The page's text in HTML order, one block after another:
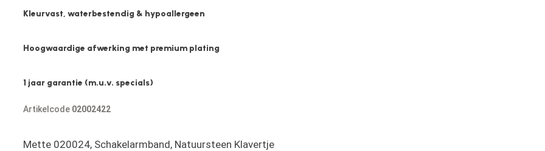
Kleurvast, waterbestendig & hypoallergeen
Hoogwaardige afwerking met premium plating
1 jaar garantie (m.u.v. specials)
Artikelcode 02002422
Mette 020024, Schakelarmband, Natuursteen Klavertje